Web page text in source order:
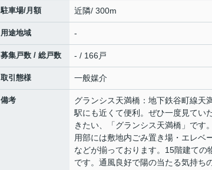
駐車場/月額 近隣/ 300m
用途地域 -
募集戸数 / 総戸数 - / 166戸
取引態様 一般媒介
備考
グランシス天満橋：地下鉄谷町線天
駅にも近くて便利。ぜひ一度見てい
きたい、「グランシス天満橋」です
用部には敷地内ごみ置き場・エレベ
などが揃っております。15階建ての
です。通風良好で陽の当たる気持ち